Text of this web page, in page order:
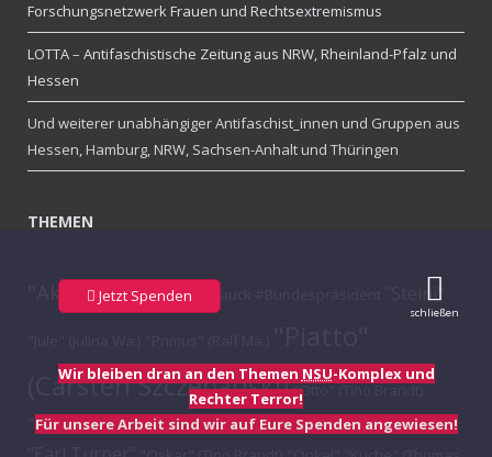
Forschungsnetzwerk Frauen und Rechtsextremismus
LOTTA – Antifaschistische Zeitung aus NRW, Rheinland-Pfalz und
Hessen
Und weiterer unabhängiger Antifaschist_innen und Gruppen aus
Hessen, Hamburg, NRW, Sachsen-Anhalt und Thüringen
THEMEN
"Aktion Konfetti" "Steini"
(Carsten Szczepanski)"Otto" (Tino Brandt)
"Major Williams""Hagel" (Marcel Degner) "Eisenbahnromantik"
schließen
Jetzt Spenden
Wir bleiben dran an den Themen NSU-Komplex und
Rechter Terror!
Für unsere Arbeit sind wir auf Eure Spenden angewiesen!